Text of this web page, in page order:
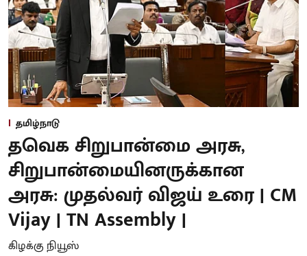
தமிழ்நாடு
தவெக சிறுபான்மை அரசு,
சிறுபான்மையினருக்கான
அரசு: முதல்வர் விஜய் உரை | CM
Vijay | TN Assembly |
கிழக்கு நியூஸ்